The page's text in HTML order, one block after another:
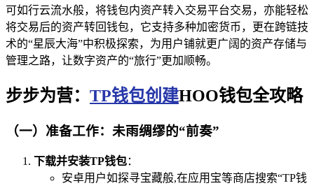
可如行云流水般，将钱包内资产转入交易平台交易，亦能轻松
将交易后的资产转回钱包，它支持多种加密货币，更在跨链技
术的“星辰大海”中积极探索，为用户铺就更广阔的资产存储与
管理之路，让数字资产的“旅行”更加顺畅。
步步为营： TP钱包创建HOO钱包全攻略
（一）准备工作：未雨绸缪的“前奏”
下载并安装TP钱包：
安卓用户如探寻宝藏般,在应用宝等商店搜索“TP钱